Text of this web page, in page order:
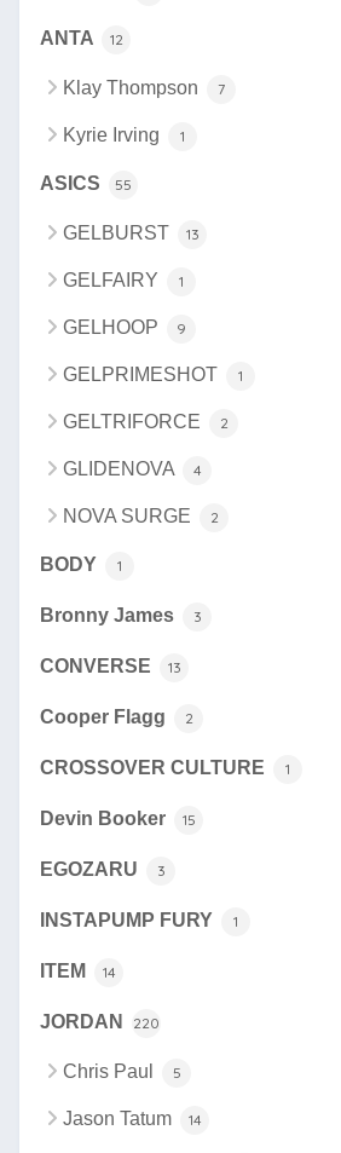
ANTA 12
Klay Thompson 7
Kyrie Irving 1
ASICS 55
GELBURST 13
GELFAIRY 1
GELHOOP 9
GELPRIMESHOT 1
GELTRIFORCE 2
GLIDENOVA 4
NOVA SURGE 2
BODY 1
Bronny James 3
CONVERSE 13
Cooper Flagg 2
CROSSOVER CULTURE 1
Devin Booker 15
EGOZARU 3
INSTAPUMP FURY 1
ITEM 14
JORDAN 220
Chris Paul 5
Jason Tatum 14